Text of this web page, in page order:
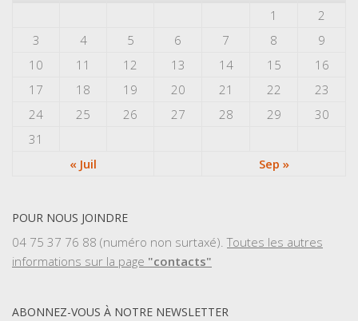
1
2
3
4 5 6 7 8
9
10
11 12 13 14 15
16
17
18 19 20 21 22
23
24
25 26 27 28 29
30
31
« Juil
Sep »
POUR NOUS JOINDRE
04 75 37 76 88 (numéro non surtaxé).Toutes les autres
informations sur la page "contacts"
ABONNEZ-VOUS À NOTRE NEWSLETTER